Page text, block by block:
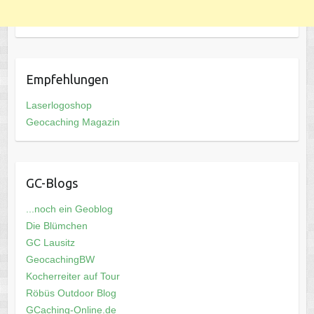
Empfehlungen
Laserlogoshop
Geocaching Magazin
GC-Blogs
...noch ein Geoblog
Die Blümchen
GC Lausitz
GeocachingBW
Kocherreiter auf Tour
Röbüs Outdoor Blog
GCaching-Online.de